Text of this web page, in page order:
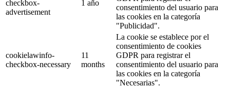
checkbox-
advertisement
1 año
consentimiento del usuario para
las cookies en la categoría
"Publicidad".
cookielawinfo-
checkbox-necessary
11
months
La cookie se establece por el
consentimiento de cookies
GDPR para registrar el
consentimiento del usuario para
las cookies en la categoría
"Necesarias".